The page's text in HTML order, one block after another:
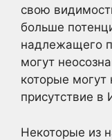
свою
больше
надлежащего
могут
которые могут
присутствие в
Некоторые из